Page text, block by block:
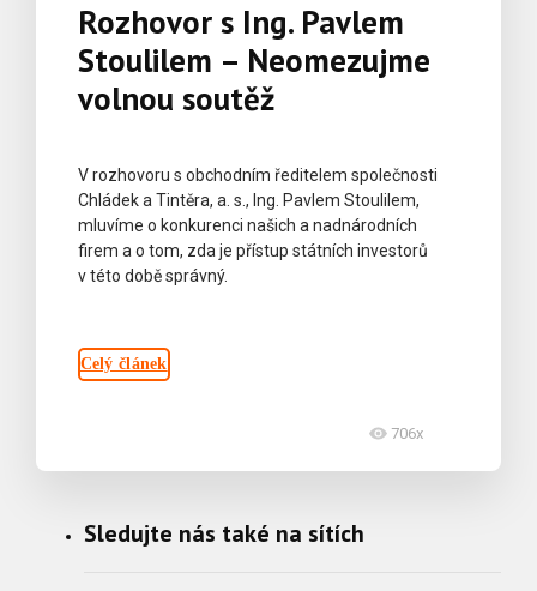
Rozhovor s Ing. Pavlem
Stoulilem – Neomezujme
volnou soutěž
V rozhovoru s obchodním ředitelem společnosti
Chládek a Tintěra, a. s., Ing. Pavlem Stoulilem,
mluvíme o konkurenci našich a nadnárodních
firem a o tom, zda je přístup státních investorů
v této době správný.
Celý článek
706x
Sledujte nás také na sítích